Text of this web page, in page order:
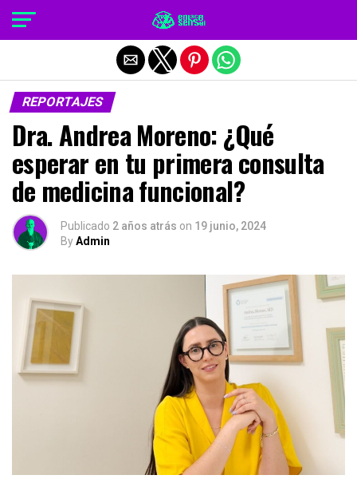
REPORTAJES
Dra. Andrea Moreno: ¿Qué
esperar en tu primera consulta
de medicina funcional?
Publicado 2 años atrás on 19 junio, 2024
ByAdmin
Salir de la versión móvil